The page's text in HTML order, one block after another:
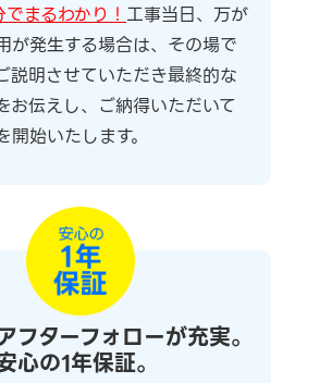
まるわかり！工事当日、万が
が発生する場合は、その場で
説明させていただき最終的な
お伝えし、ご納得いただいて
開始いたします。
フターフォローが充実。
心の1年保証。